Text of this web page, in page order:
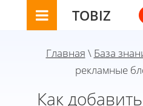
TOBIZ
Главная \ База
рекламные
Как